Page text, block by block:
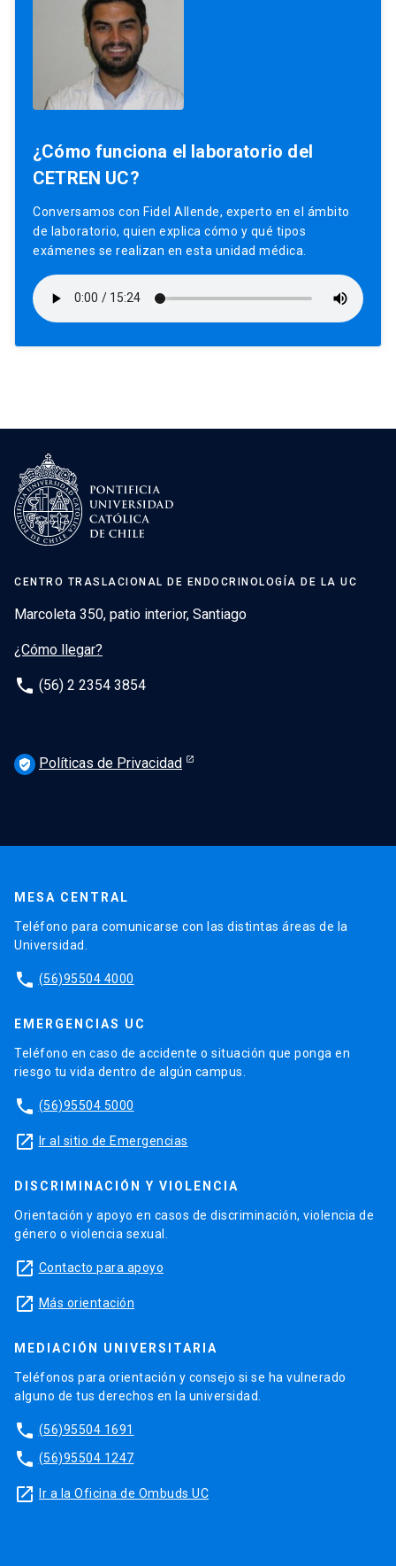
¿Cómo funciona el laboratorio del
CETREN UC?
Conversamos con Fidel Allende, experto en el ámbito
de laboratorio, quien explica cómo y qué tipos
exámenes se realizan en esta unidad médica.
CENTRO TRASLACIONAL DE ENDOCRINOLOGÍA DE LA UC
Marcoleta 350, patio interior, Santiago
¿Cómo llegar?
phone (56) 2 2354 3854
verified_user Políticas de Privacidad
MESA CENTRAL
Teléfono para comunicarse con las distintas áreas de la
Universidad.
phone (56)95504 4000
EMERGENCIAS UC
Teléfono en caso de accidente o situación que ponga en
riesgo tu vida dentro de algún campus.
phone (56)95504 5000
launch Ir al sitio de Emergencias
DISCRIMINACIÓN Y VIOLENCIA
Orientación y apoyo en casos de discriminación, violencia de
género o violencia sexual.
launch Contacto para apoyo
launch Más orientación
MEDIACIÓN UNIVERSITARIA
Teléfonos para orientación y consejo si se ha vulnerado
alguno de tus derechos en la universidad.
phone (56)95504 1691
phone (56)95504 1247
launch Ir a la Oficina de Ombuds UC